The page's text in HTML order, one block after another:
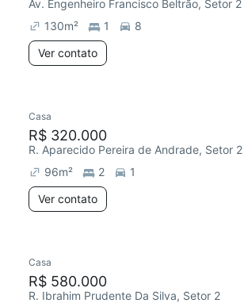
Av. Engenheiro Francisco Beltrão, Setor 2
130m² 1
8
Ver contato
Chegou este mês
Casa
R$ 320.000
R. Aparecido Pereira de Andrade, Setor 2
96m² 2
1
Ver contato
Casa
R$ 580.000
R. Ibrahim Prudente Da Silva, Setor 2